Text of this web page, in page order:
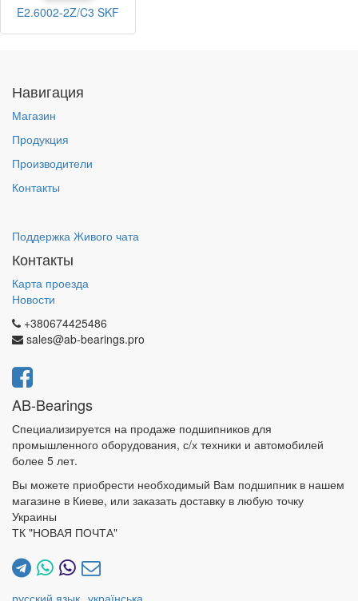
E2.6002-2Z/C3 SKF
Навигация
Магазин
Продукция
Производители
Контакты
Поддержка Живого чата
Контакты
Карта проезда
Новости
+380674425486
sales@ab-bearings.pro
AB-Bearings
Специализируется на продаже подшипников для
промышленного оборудования, с/х техники и автомобилей
более 5 лет.
Вы можете приобрести необходимый Вам подшипник в нашем
магазине в Киеве, или заказать доставку в любую точку
Украины
ТК "НОВАЯ ПОЧТА"
русский язык українська